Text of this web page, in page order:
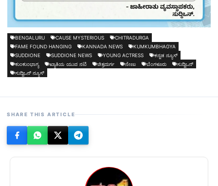
BENGALURU CAUSE MYSTERIOUS
CHITRADURGA
FAME FOUND HANGING
KANNADA NEWS
KUMKUMBHAGYA
SUDDIONE
SUDDIONE NEWS YOUNG ACTRESS
ಕನ್ನಡ ನ್ಯೂಸ್
ಕುಂಕುಂಭಾಗ್ಯ
ಖ್ಯಾತಿಯ ಯುವ ನಟಿ ಚಿತ್ರದುರ್ಗ ನೇಣು ಬೆಂಗಳೂರು
ಸುದ್ದಿಒನ್
ಸುದ್ದಿಒನ್ ನ್ಯೂಸ್
SHARE THIS ARTICLE